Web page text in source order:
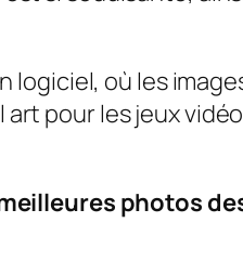
logiciel, où les
pour les jeux
photos